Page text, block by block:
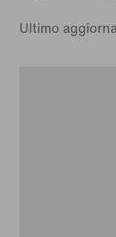
Ultimo